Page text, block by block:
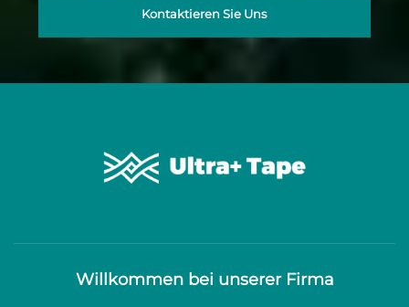
Kontaktieren Sie Uns
Willkommen bei unserer Firma